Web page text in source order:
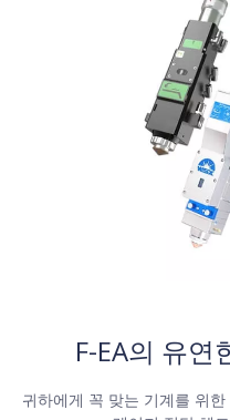
F-EA의 유연
귀하에게 꼭 맞는 기계를 위